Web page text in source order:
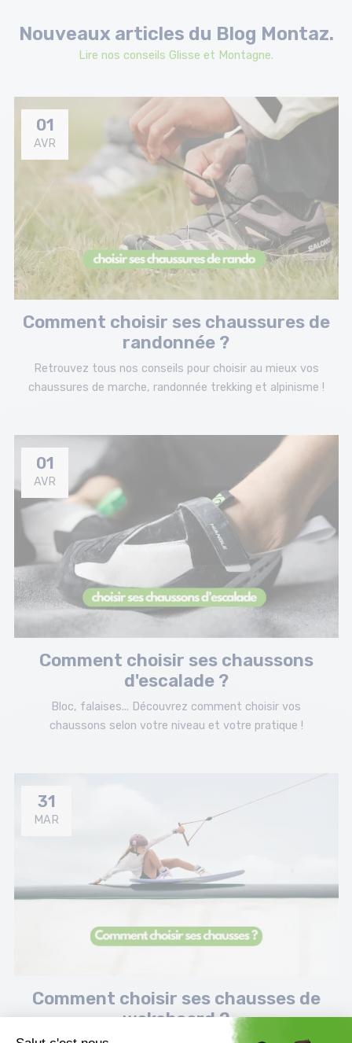
Nouveaux articles du Blog Montaz.
Lire nos conseils Glisse et Montagne.
01
AVR
Comment choisir ses chaussures de
randonnée ?
Retrouvez tous nos conseils pour choisir au mieux vos
chaussures de marche, randonnée trekking et alpinisme !
01
AVR
Comment choisir ses chaussons
d'escalade ?
Bloc, falaises... Découvrez comment choisir vos
chaussons selon votre niveau et votre pratique !
31
MAR
Comment choisir ses chausses de
wakeboard ?